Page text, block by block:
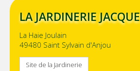
LA JARDINERIE
La Haie Joulain
49480 Saint Sylvain d'Anjou
Site de la Jardinerie